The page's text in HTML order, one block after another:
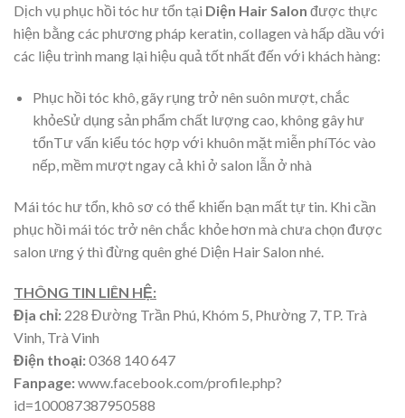
Dịch vụ phục hồi tóc hư tổn tại Diện Hair Salon được thực
hiện bằng các phương pháp keratin, collagen và hấp dầu với
các liệu trình mang lại hiệu quả tốt nhất đến với khách hàng:
Phục hồi tóc khô, gãy rụng trở nên suôn mượt, chắc
khỏeSử dụng sản phẩm chất lượng cao, không gây hư
tổnTư vấn kiểu tóc hợp với khuôn mặt miễn phíTóc vào
nếp, mềm mượt ngay cả khi ở salon lẫn ở nhà
Mái tóc hư tổn, khô sơ có thể khiến bạn mất tự tin. Khi cần
phục hồi mái tóc trở nên chắc khỏe hơn mà chưa chọn được
salon ưng ý thì đừng quên ghé Diện Hair Salon nhé.
THÔNG TIN LIÊN HỆ:
Địa chỉ: 228 Đường Trần Phú, Khóm 5, Phường 7, TP. Trà
Vinh, Trà Vinh
Điện thoại:0368 140 647
Fanpage:www.facebook.com/profile.php?
id=100087387950588